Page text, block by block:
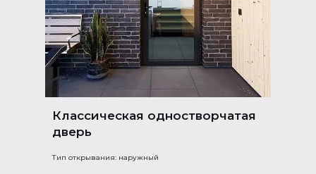
Классическая одностворчатая
дверь
Тип открывания: наружный